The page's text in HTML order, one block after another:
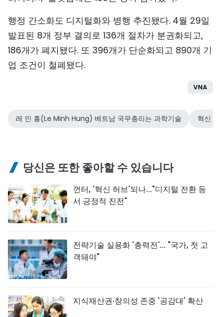
행정 간소화도 디지털화와 병행 추진됐다. 4월 29일
발표된 8개 정부 결의로 136개 절차가 분권화되고,
186개가 폐지됐다. 또 396개가 단순화되고 890개 기
업 조건이 철폐됐다.
VNA
레 민 흥(Le Minh Hung) 베트남 국무총리는 과학기술 혁신
당신은 또한 좋아할 수 있습니다
껀터, '혁신 허브'되나..."디지털 전환 등
서 긍정적 진전"
전략기술 실용화 '총력전'... "국가, 첫 고
객돼야"
지식재산권·창의성 존중 '공감대' 확산